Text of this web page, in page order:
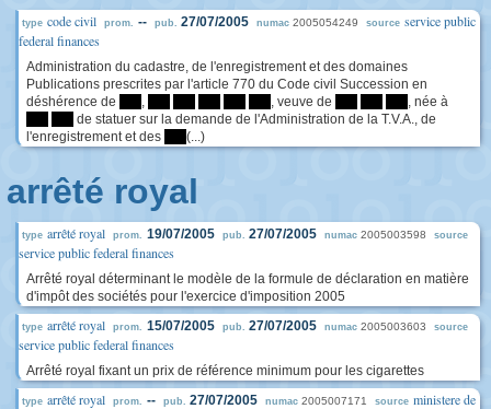
type code civil prom. -- pub. 27/07/2005 numac 2005054249 source service public
federal finances
Administration du cadastre, de l'enregistrement et des domaines
Publications prescrites par l'article 770 du Code civil Succession en
déshérence de
, , veuve de
, née à
de statuer sur la demande de l'Administration de la T.V.A., de
l'enregistrement et des
(...)
arrêté royal
type arrêté royal prom. 19/07/2005 pub. 27/07/2005 numac 2005003598 source
service public federal finances
Arrêté royal déterminant le modèle de la formule de déclaration en matière
d'impôt des sociétés pour l'exercice d'imposition 2005
type arrêté royal prom. 15/07/2005 pub. 27/07/2005 numac 2005003603 source
service public federal finances
Arrêté royal fixant un prix de référence minimum pour les cigarettes
type arrêté royal prom. -- pub. 27/07/2005 numac 2005007171 source ministere de